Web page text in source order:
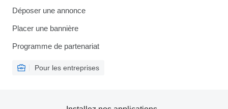
Déposer une annonce
Placer une bannière
Programme de partenariat
Pour les entreprises